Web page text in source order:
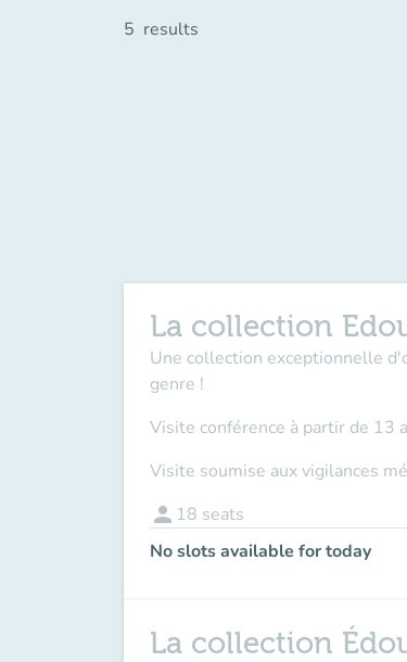
5 results
La collection
Une collection exceptionnelle
genre !
Visite conférence à partir de 13
Visite soumise aux vigilances
person 18 seats
No slots available for today
La collection